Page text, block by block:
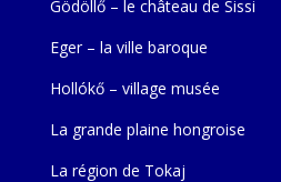
Gödöllő – le château de Sissi
Eger – la ville baroque
Hollókő – village musée
La grande plaine hongroise
La région de Tokaj